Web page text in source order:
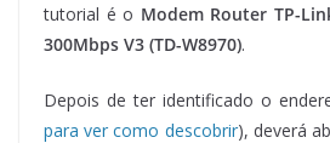
tutorial é o Modem Router TP-
300Mbps V3 (TD-W8970).
Depois de ter identificado o
para ver como descobrir), deverá